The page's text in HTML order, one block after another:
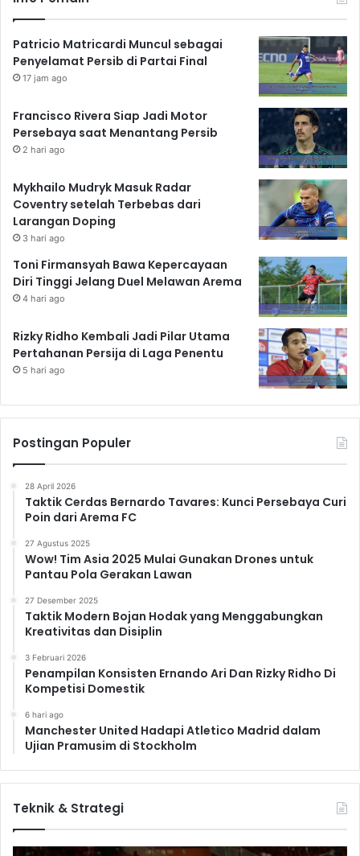
Patricio Matricardi Muncul sebagai
Penyelamat Persib di Partai Final
17 jam ago
Francisco Rivera Siap Jadi Motor
Persebaya saat Menantang Persib
2 hari ago
Mykhailo Mudryk Masuk Radar
Coventry setelah Terbebas dari
Larangan Doping
3 hari ago
Toni Firmansyah Bawa Kepercayaan
Diri Tinggi Jelang Duel Melawan Arema
4 hari ago
Rizky Ridho Kembali Jadi Pilar Utama
Pertahanan Persija di Laga Penentu
5 hari ago
Postingan Populer
28 April 2026
Taktik Cerdas Bernardo Tavares: Kunci Persebaya Curi
Poin dari Arema FC
27 Agustus 2025
Wow! Tim Asia 2025 Mulai Gunakan Drones untuk
Pantau Pola Gerakan Lawan
27 Desember 2025
Taktik Modern Bojan Hodak yang Menggabungkan
Kreativitas dan Disiplin
3 Februari 2026
Penampilan Konsisten Ernando Ari Dan Rizky Ridho Di
Kompetisi Domestik
6 hari ago
Manchester United Hadapi Atletico Madrid dalam
Ujian Pramusim di Stockholm
Teknik & Strategi